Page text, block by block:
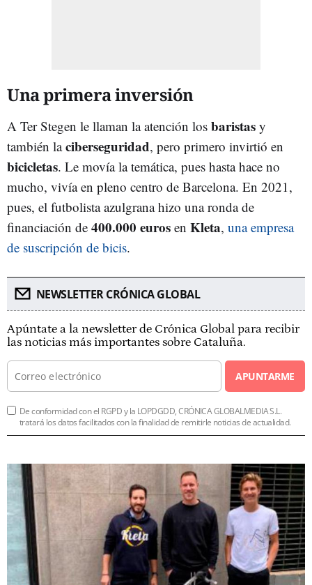
Una primera inversión
A Ter Stegen le llaman la atención los baristas y
también laciberseguridad, pero primero invirtió en
bicicletas. Le movía la temática, pues hasta hace no
mucho, vivía en pleno centro de Barcelona. En 2021,
pues, el futbolista azulgrana hizo una ronda de
financiación de 400.000 euros en Kleta, una empresa
de suscripción de bicis.
NEWSLETTER CRÓNICA GLOBAL
Apúntate a la newsletter de Crónica Global para recibir
las noticias más importantes sobre Cataluña.
APUNTARME
De conformidad con el RGPD y la LOPDGDD, CRÓNICA GLOBALMEDIA S.L.
tratará los datos facilitados con la finalidad de remitirle noticias de actualidad.